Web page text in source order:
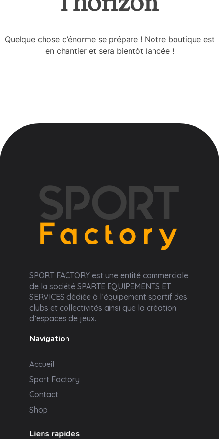
Quelque chose d’énorme se prépare ! Notre boutique est
en chantier et sera bientôt lancée !
SPORT FACTORY est une entité commerciale
de la société SPARTE EQUIPEMENTS ET
SERVICES dédiée à l’équipement sportif des
clubs et collectivités ainsi que la création
d’espaces de jeux.
Navigation
Accueil
Sport Factory
Contact
Shop
Liens rapides